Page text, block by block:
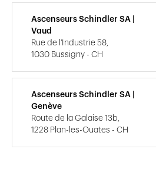
Ascenseurs Schindler SA |
Vaud
Rue de l'Industrie 58,
1030 Bussigny - CH
Ascenseurs Schindler SA |
Genève
Route de la Galaise 13b,
1228 Plan-les-Ouates - CH